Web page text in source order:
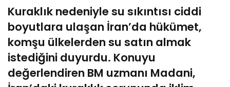
Kuraklık nedeniyle su sıkıntısı ciddi
boyutlara ulaşan İran’da hükümet,
komşu ülkelerden su satın almak
istediğini duyurdu. Konuyu
değerlendiren BM uzmanı Madani,